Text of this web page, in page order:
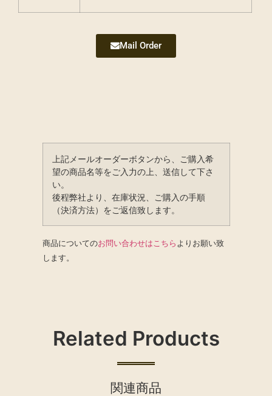
Mail Order
上記メールオーダーボタンから、ご購入希
望の商品名等をご入力の上、送信して下さ
い。
後程弊社より、在庫状況、ご購入の手順
（決済方法）をご返信致します。
商品についてのお問い合わせはこちらよりお願い致
します。
Related Products
関連商品